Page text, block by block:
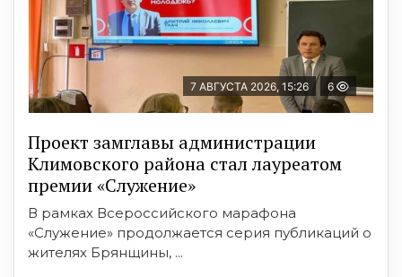
7 АВГУСТА 2026, 15:26 6
Проект замглавы администрации
Климовского района стал лауреатом
премии «Служение»
В рамках Всероссийского марафона
«Служение» продолжается серия публикаций о
жителях Брянщины, ...